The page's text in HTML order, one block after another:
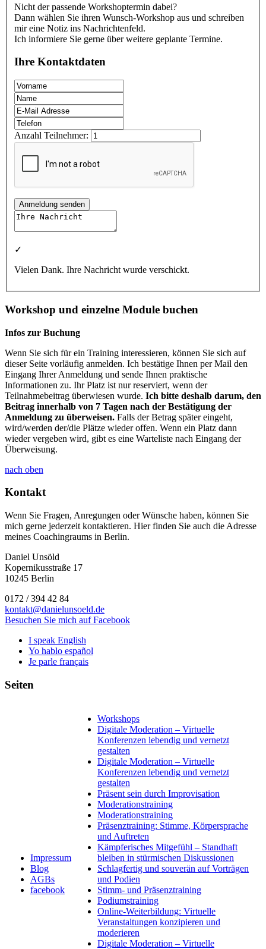
Nicht der passende Workshoptermin dabei?
Dann wählen Sie ihren Wunsch-Workshop aus und schreiben
mir eine Notiz ins Nachrichtenfeld.
Ich informiere Sie gerne über weitere geplante Termine.
Ihre Kontaktdaten
Anzahl Teilnehmer:
Anmeldung senden
✓
Vielen Dank. Ihre Nachricht wurde verschickt.
Workshop und einzelne Module buchen
Infos zur Buchung
Wenn Sie sich für ein Training interessieren, können Sie sich auf
dieser Seite vorläufig anmelden. Ich bestätige Ihnen per Mail den
Eingang Ihrer Anmeldung und sende Ihnen praktische
Informationen zu. Ihr Platz ist nur reserviert, wenn der
Teilnahmebeitrag überwiesen wurde. Ich bitte deshalb darum, den
Beitrag innerhalb von 7 Tagen nach der Bestätigung der
Anmeldung zu überweisen. Falls der Betrag später eingeht,
wird/werden der/die Plätze wieder offen. Wenn ein Platz dann
wieder vergeben wird, gibt es eine Warteliste nach Eingang der
Überweisung.
nach oben
Kontakt
Wenn Sie Fragen, Anregungen oder Wünsche haben, können Sie
mich gerne jederzeit kontaktieren. Hier finden Sie auch die Adresse
meines Coachingraums in Berlin.
Daniel Unsöld
Kopernikusstraße 17
10245 Berlin
0172 / 394 42 84
kontakt@danielunsoeld.de
Besuchen Sie mich auf Facebook
I speak English
Yo hablo español
Je parle français
Seiten
Impressum
Blog
AGBs
facebook
Workshops
Digitale Moderation – Virtuelle
Konferenzen lebendig und vernetzt
gestalten
Digitale Moderation – Virtuelle
Konferenzen lebendig und vernetzt
gestalten
Präsent sein durch Improvisation
Moderationstraining
Moderationstraining
Präsenztraining: Stimme, Körpersprache
und Auftreten
Kämpferisches Mitgefühl – Standhaft
bleiben in stürmischen Diskussionen
Schlagfertig und souverän auf Vorträgen
und Podien
Stimm- und Präsenztraining
Podiumstraining
Online-Weiterbildung: Virtuelle
Veranstaltungen konzipieren und
moderieren
Digitale Moderation – Virtuelle